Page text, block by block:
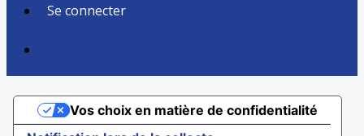
Se connecter
Vos choix en matière de confidentialité